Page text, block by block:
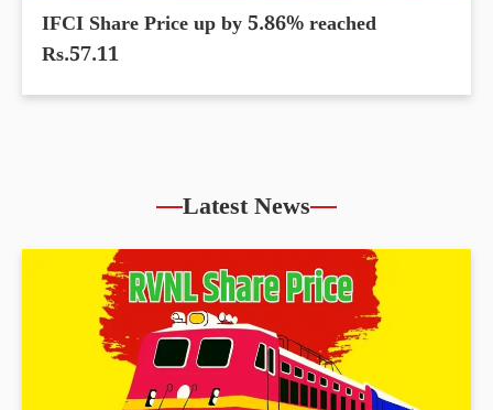
IFCI Share Price up by 5.86% reached
Rs.57.11
Latest News